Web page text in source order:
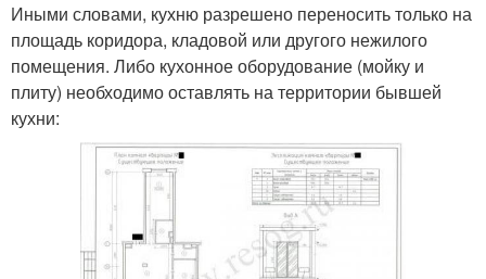
Иными словами, кухню разрешено переносить только на
площадь коридора, кладовой или другого нежилого
помещения. Либо кухонное оборудование (мойку и
плиту) необходимо оставлять на территории бывшей
кухни: